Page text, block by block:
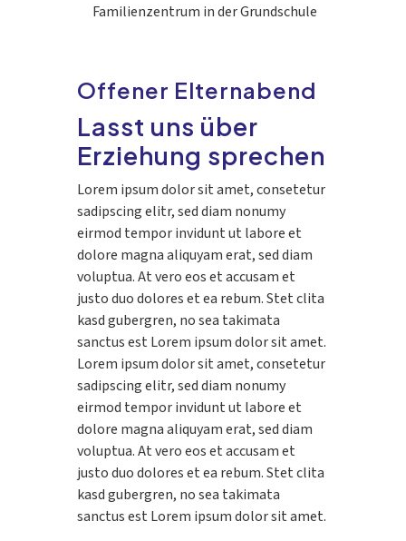
Familienzentrum in der Grundschule
Offener Elternabend
Lasst uns über
Erziehung sprechen
Lorem ipsum dolor sit amet, consetetur
sadipscing elitr, sed diam nonumy
eirmod tempor invidunt ut labore et
dolore magna aliquyam erat, sed diam
voluptua. At vero eos et accusam et
justo duo dolores et ea rebum. Stet clita
kasd gubergren, no sea takimata
sanctus est Lorem ipsum dolor sit amet.
Lorem ipsum dolor sit amet, consetetur
sadipscing elitr, sed diam nonumy
eirmod tempor invidunt ut labore et
dolore magna aliquyam erat, sed diam
voluptua. At vero eos et accusam et
justo duo dolores et ea rebum. Stet clita
kasd gubergren, no sea takimata
sanctus est Lorem ipsum dolor sit amet.